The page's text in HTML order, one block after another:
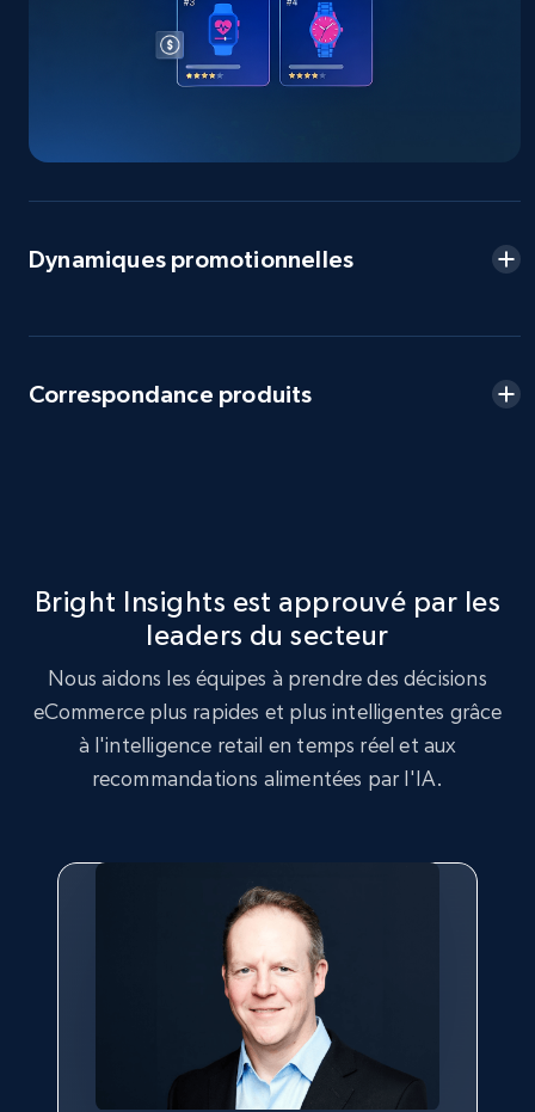
358+ Commencer
eBay - Collect products from shops on eBay
Seller reviews, Breadcrumbs, Root category, and
358+ Commencer
Google Shopping
URL, Product id, Title, Product description,
Google Shopping - collects products from
web using keywords
URL, Product id, Title, Product description,
Dynamiques promotionnelles
Correspondance produits
Bright Insights est approuvé par les
leaders du secteur
Nous aidons les équipes à prendre des décisions
eCommerce plus rapides et plus intelligentes grâce
à l'intelligence retail en temps réel et aux
recommandations alimentées par l'IA.